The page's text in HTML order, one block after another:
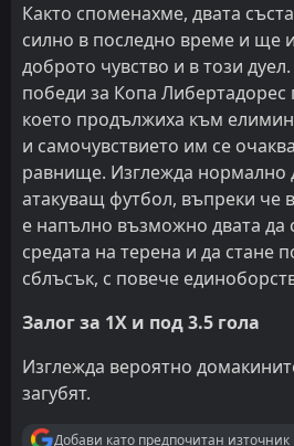
Както споменахме, двата
силно в последно време и ще
доброто чувство и в този
победи за Копа Либертадорес
което продължиха към
и самочувствието им се
равнище. Изглежда нормално
атакуващ футбол, въпреки че
е напълно възможно двата да
средата на терена и да стане
сблъсък, с повече
Залог за 1Х и под 3.5 гола
Изглежда вероятно
загубят.
Добави като предпочитан източник